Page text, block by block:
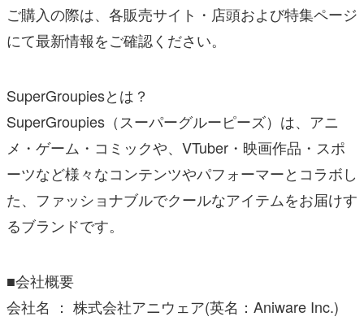
ご購入の際は、各販売サイト・店頭および特集ページ
にて最新情報をご確認ください。
SuperGroupiesとは？
SuperGroupies（スーパーグルーピーズ）は、アニ
メ・ゲーム・コミックや、VTuber・映画作品・スポ
ーツなど様々なコンテンツやパフォーマーとコラボし
た、ファッショナブルでクールなアイテムをお届けす
るブランドです。
■会社概要
会社名 ： 株式会社アニウェア(英名：Aniware Inc.)